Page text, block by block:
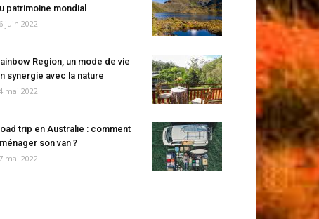
patrimoine mondial
juin 2022
Region, un mode de vie
synergie avec la nature
mai 2022
trip en Australie : comment
son van ?
mai 2022